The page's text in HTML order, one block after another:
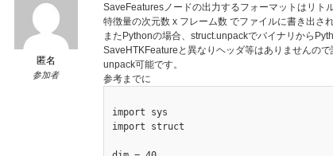
匿名
参加者
SaveFeaturesノードの出力するフォーマットはリト
特徴量の次元数 x フレーム数 でファイルに書き出され
またPythonの場合、struct.unpackでバイナリから
SaveHTKFeatureと異なりヘッダ等はありませんの
unpack可能です。
参考までに
import sys
import struct